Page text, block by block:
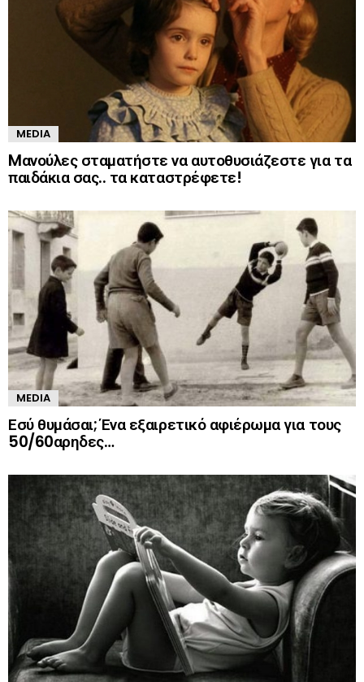
MEDIA
Mανούλες σταματήστε να αυτοθυσιάζεστε για τα
παιδάκια σας.. τα καταστρέφετε!
MEDIA
Εσύ θυμάσαι; Ένα εξαιρετικό αφιέρωμα για τους
50/60αρηδες…